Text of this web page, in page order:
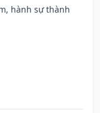
hành sự thành